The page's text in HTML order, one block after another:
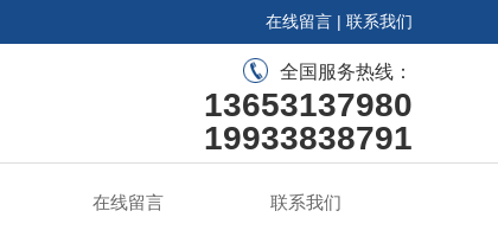
在线留言 | 联系我们
全国服务热线：
13653137980
19933838791
在线留言 联系我们